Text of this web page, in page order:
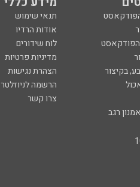
תנאי שימוש
אודות הרדיו
הפודקאסט
לוח שידורים
מדיניות פרטיות
בקיצור
הצהרת נגישות
הרשמה לניוזלטר
צרו קשר
רגב